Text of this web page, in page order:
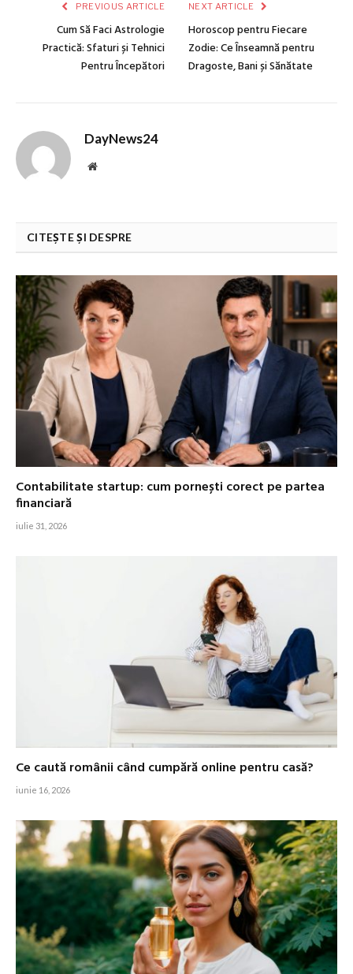
PREVIOUS ARTICLE
Cum Să Faci Astrologie
Practică: Sfaturi și Tehnici
Pentru Începători
NEXT ARTICLE
Horoscop pentru Fiecare
Zodie: Ce Înseamnă pentru
Dragoste, Bani și Sănătate
DayNews24
Website
CITEȘTE ȘI DESPRE
Contabilitate startup: cum pornești corect pe partea
financiară
iulie 31, 2026
Ce caută românii când cumpără online pentru casă?
iunie 16, 2026